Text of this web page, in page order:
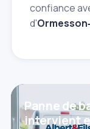
confiance
d'
Panne de
intervient